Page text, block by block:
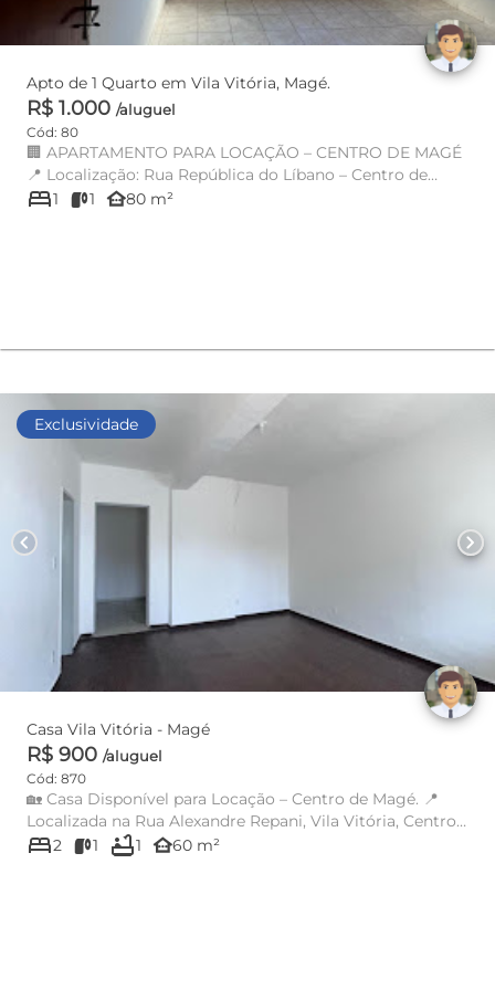
Apto de 1 Quarto em Vila Vitória, Magé.
R$ 1.000 /aluguel
Cód: 80
🏢 APARTAMENTO PARA LOCAÇÃO – CENTRO DE MAGÉ
📍 Localização: Rua República do Líbano – Centro de
Magé Próximo ao Portal...
bed1 1 other_houses80 m²
Exclusividade
chevron_left chevron_right
Casa Vila Vitória - Magé
R$ 900 /aluguel
Cód: 870
🏡 Casa Disponível para Locação – Centro de Magé. 📍
Localizada na Rua Alexandre Repani, Vila Vitória, Centro
de Magé,...
bed2 1 bathtub1 other_houses60 m²